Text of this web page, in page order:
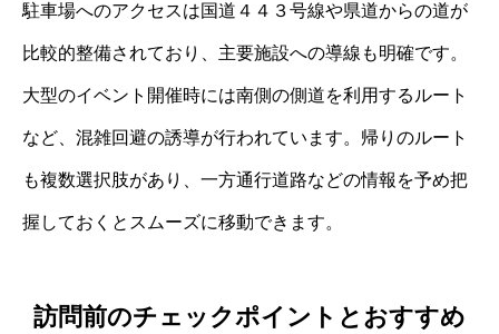
駐車場へのアクセスは国道４４３号線や県道からの道が
比較的整備されており、主要施設への導線も明確です。
大型のイベント開催時には南側の側道を利用するルート
など、混雑回避の誘導が行われています。帰りのルート
も複数選択肢があり、一方通行道路などの情報を予め把
握しておくとスムーズに移動できます。
訪問前のチェックポイントとおすすめ